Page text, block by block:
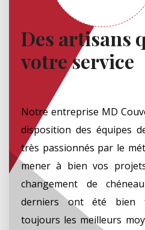
Des artisans
votre service
Notre entreprise MD
disposition des équipes
très passionnés par le
mener à bien vos
changement de
derniers ont été bien
toujours les meilleurs